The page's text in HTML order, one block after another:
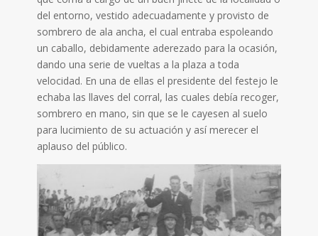
del entorno, vestido adecuadamente y provisto de
sombrero de ala ancha, el cual entraba espoleando
un caballo, debidamente aderezado para la ocasión,
dando una serie de vueltas a la plaza a toda
velocidad. En una de ellas el presidente del festejo le
echaba las llaves del corral, las cuales debía recoger,
sombrero en mano, sin que se le cayesen al suelo
para lucimiento de su actuación y así merecer el
aplauso del público.